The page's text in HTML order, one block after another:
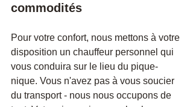
commodités
Pour votre confort, nous mettons à votre
disposition un chauffeur personnel qui
vous conduira sur le lieu du pique-
nique. Vous n'avez pas à vous soucier
du transport - nous nous occupons de